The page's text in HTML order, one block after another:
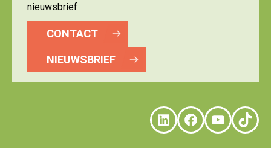
nieuwsbrief
CONTACT
NIEUWSBRIEF
LinkedIn
Facebook